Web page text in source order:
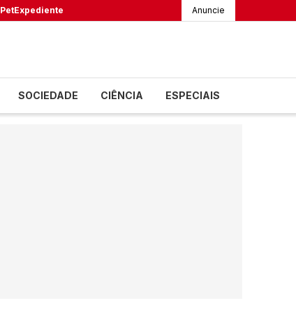
PetExpediente Anuncie
SOCIEDADE CIÊNCIA ESPECIAIS